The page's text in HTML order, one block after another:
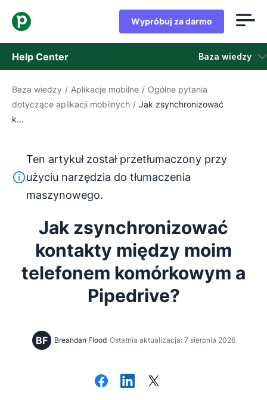
Wypróbuj za darmo
Help Center Baza wiedzy
Baza wiedzy
Stan
Baza wiedzy / Aplikacje mobilne / Ogólne pytania
dotyczące aplikacji mobilnych / Jak zsynchronizować
k...
Ten tekst został przetłumaczony z języka
Ten artykuł został przetłumaczony przy
użyciu narzędzia do tłumaczenia
maszynowego.
Jak zsynchronizować
kontakty między moim
telefonem komórkowym a
Pipedrive?
BF Breandan Flood Ostatnia aktualizacja: 7 sierpnia 2026